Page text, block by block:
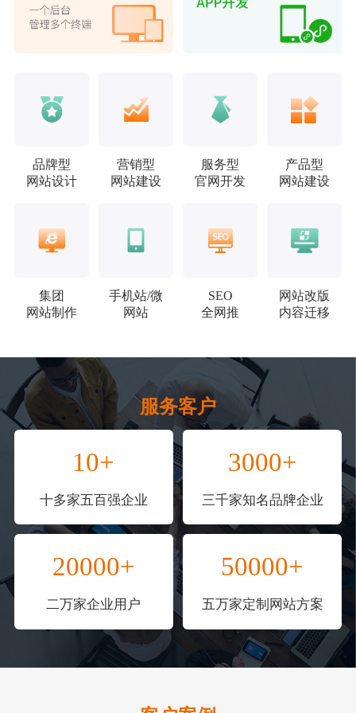
品牌型
网站设计
营销型
网站建设
服务型
官网开发
产品型
网站建设
集团
网站制作
手机站/微
网站
SEO
全网推
网站改版
内容迁移
服务客户
10+
十多家五百强企业
3000+
三千家知名品牌企业
20000+
二万家企业用户
50000+
五万家定制网站方案